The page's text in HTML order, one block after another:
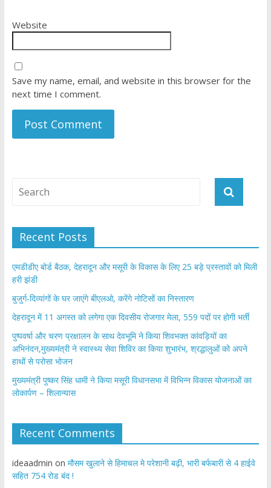
Website
Save my name, email, and website in this browser for the
next time I comment.
Recent Posts
एमडीडीए बोर्ड बैठक, देहरादून और मसूरी के विकास के लिए 25 बड़े प्रस्तावों को मिली
हरी झंडी
बुजुर्ग-दिव्यांगों के घर जाएंगे बीएलओ, करेंगे नोटिसों का निस्तारण
​देहरादून में 11 अगस्त को लगेगा एक दिवसीय रोजगार मेला, 559 पदों पर होगी भर्ती
पुष्पवर्षा और चरण प्रक्षालन के साथ देवभूमि ने किया शिवभक्त कांवड़ियों का
अभिनंदन,मुख्यमंत्री ने स्वास्थ्य सेवा शिविर का किया शुभारंभ, श्रद्धालुओं को अपने
हाथों से परोसा भोजन
मुख्यमंत्री पुष्कर सिंह धामी ने किया मसूरी विधानसभा में विभिन्न विकास योजनाओं का
लोकार्पण – शिलान्यास
Recent Comments
ideaadmin on मौसम खुलाने से हिमाचल मे परेशानी बढ़ी, भारी बर्फबारी से 4 हाईवे
सहित 754 रोड बंद !